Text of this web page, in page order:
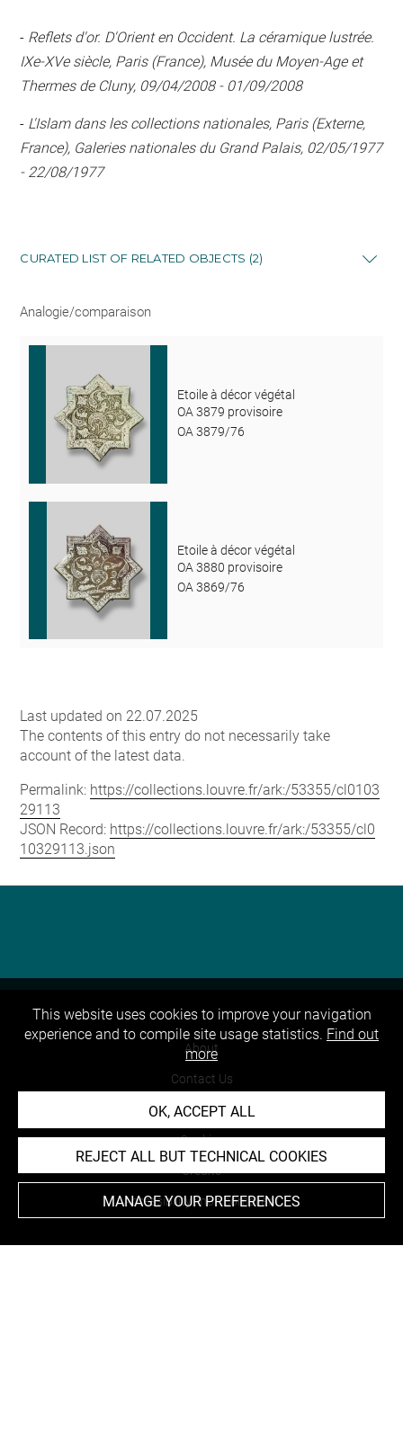
- Reflets d'or. D'Orient en Occident. La céramique lustrée.
IXe-XVe siècle, Paris (France), Musée du Moyen-Age et
Thermes de Cluny, 09/04/2008 - 01/09/2008
- L'Islam dans les collections nationales, Paris (Externe,
France), Galeries nationales du Grand Palais, 02/05/1977
- 22/08/1977
CURATED LIST OF RELATED OBJECTS (2)
Analogie/comparaison
Etoile à décor végétal
OA 3879 provisoire
OA 3879/76
Etoile à décor végétal
OA 3880 provisoire
OA 3869/76
Last updated on 22.07.2025
The contents of this entry do not necessarily take
account of the latest data.
Permalink: https://collections.louvre.fr/ark:/53355/cl0103
29113
JSON Record: https://collections.louvre.fr/ark:/53355/cl0
10329113.json
About
Contact Us
Terms of use
Cookies
Credits
Accessibility : non compliant
This website uses cookies to improve your navigation
experience and to compile site usage statistics. Find out
more
OK, ACCEPT ALL
REJECT ALL BUT TECHNICAL COOKIES
MANAGE YOUR PREFERENCES